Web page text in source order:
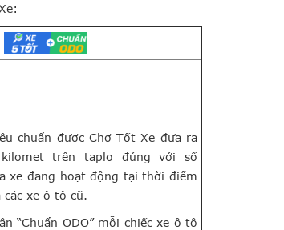
chuẩn được Chợ Tốt Xe đưa ra
trên taplo đúng với số
xe đang hoạt động tại thời điểm
xe ô tô cũ.
“Chuẩn ODO” mỗi chiếc xe ô tô